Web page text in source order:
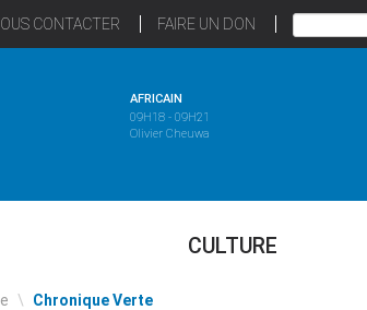
CONTACTER FAIRE UN DON
AFRICAIN
09H18 - 09H21
Olivier Cheuwa
CULTURE
\ Chronique Verte